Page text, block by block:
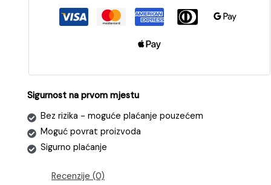
Sigurnost na prvom mjestu
Bez rizika - moguće plaćanje pouzećem
Moguć povrat proizvoda
Sigurno plaćanje
Recenzije (0)